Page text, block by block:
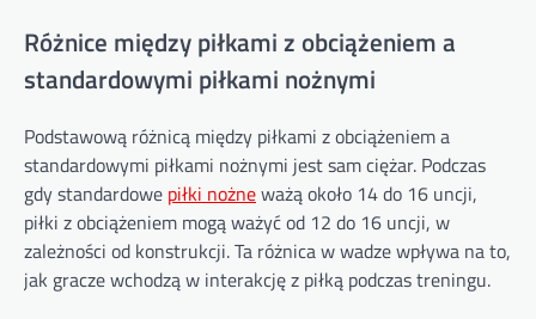
Różnice między piłkami z obciążeniem a
standardowymi piłkami nożnymi
Podstawową różnicą między piłkami z obciążeniem a
standardowymi piłkami nożnymi jest sam ciężar. Podczas
gdy standardowe piłki nożneważą około 14 do 16 uncji,
piłki z obciążeniem mogą ważyć od 12 do 16 uncji, w
zależności od konstrukcji. Ta różnica w wadze wpływa na to,
jak gracze wchodzą w interakcję z piłką podczas treningu.